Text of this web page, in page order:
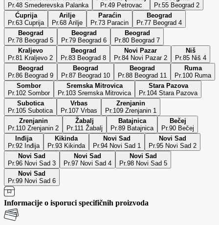
Pr.48 Smederevska Palanka
Pr.49 Petrovac
Pr.55 Beograd 2
Ćuprija
Pr.63 Cuprija
Arilje
Pr.68 Arilje
Paraćin
Pr.73 Paracin
Beograd
Pr.77 Beograd 4
Beograd
Pr.78 Beograd 5
Beograd
Pr.79 Beograd 6
Beograd
Pr.80 Beograd 7
Kraljevo
Pr.81 Kraljevo 2
Beograd
Pr.83 Beograd 8
Novi Pazar
Pr.84 Novi Pazar 2
Niš
Pr.85 Niš 4
Beograd
Pr.86 Beograd 9
Beograd
Pr.87 Beograd 10
Beograd
Pr.88 Beograd 11
Ruma
Pr.100 Ruma
Sombor
Pr.102 Sombor
Sremska Mitrovica
Pr.103 Sremska Mitrovica
Stara Pazova
Pr.104 Stara Pazova
Subotica
Pr.105 Subotica
Vrbas
Pr.107 Vrbas
Zrenjanin
Pr.109 Zrenjanin 1
Zrenjanin
Pr.110 Zrenjanin 2
Žabalj
Pr.111 Žabalj
Batajnica
Pr.89 Batajnica
Bečej
Pr.90 Bečej
Inđija
Pr.92 Inđija
Kikinda
Pr.93 Kikinda
Novi Sad
Pr.94 Novi Sad 1
Novi Sad
Pr.95 Novi Sad 2
Novi Sad
Pr.96 Novi Sad 3
Novi Sad
Pr.97 Novi Sad 4
Novi Sad
Pr.98 Novi Sad 5
Novi Sad
Pr.99 Novi Sad 6
Informacije o isporuci specifičnih proizvoda